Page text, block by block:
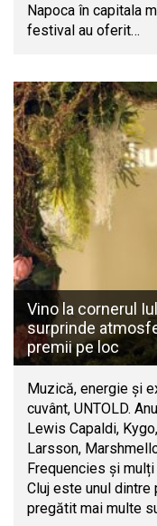
Napoca în capitala
festival au oferit…
Vino la cornerul
surprinde
premii pe loc
Muzică, energie și
cuvânt, UNTOLD.
Lewis Capaldi,
Larsson,
Frequencies și mulți
Cluj este unul
pregătit mai multe